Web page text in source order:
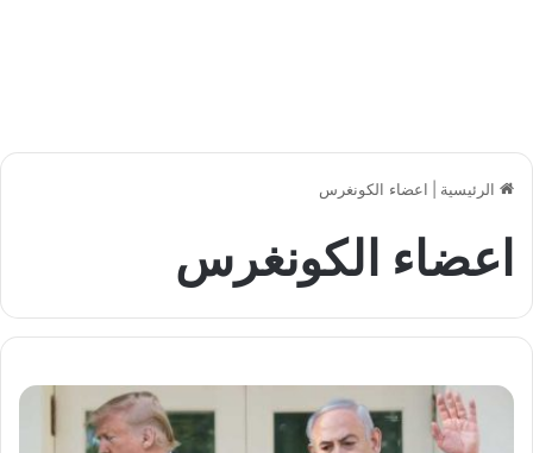
الرئيسية اعضاء الكونغرس
اعضاء الكونغرس